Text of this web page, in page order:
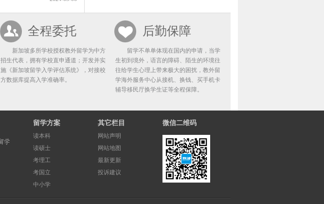
全程委托
新加坡多所学校授权教外留学为中方
招生代表，拥有学校直申通道；开发并实
施《新加坡留学入学评估系统》，对接校
方数据库提高入学准确率。
后勤保障
留学不单单体现在国内的申请，当学
生初到境外，语言的障碍、陌生的环境往
往给学生心理上带来极大的困扰，教外留
学海外服务中心从接机、换钱、买手机卡
辅导移民厅换学生证等全程保障。
留学方案
读本科
读硕士
考理工
考国立
中小学
其它栏目
网站声明
网站地图
最新更新
投诉建议
微信二维码